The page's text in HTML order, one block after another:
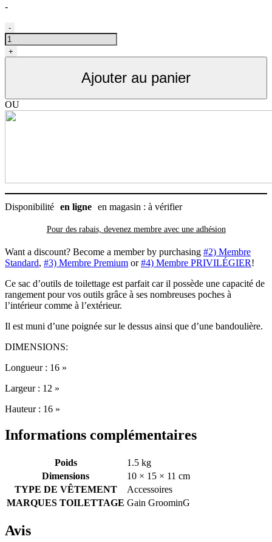
-
quantité
de
Sac
transport
Gain
Grooming
-
+
Ajouter au panier
OU
Disponibilité en ligne en magasin : à vérifier
Pour des rabais, devenez membre avec une adhésion
Want a discount? Become a member by purchasing #2) Membre
Standard, #3) Membre Premium or#4) Membre PRIVILÉGIER!
Ce sac d’outils de toilettage est parfait car il possède une capacité de
rangement pour vos outils grâce à ses nombreuses poches à
l’intérieur comme à l’extérieur.
Il est muni d’une poignée sur le dessus ainsi que d’une bandoulière.
DIMENSIONS:
Longueur : 16 »
Largeur : 12 »
Hauteur : 16 »
Informations complémentaires
Poids
1.5 kg
Dimensions
10 × 15 × 11 cm
TYPE DE VÊTEMENT
Accessoires
MARQUES TOILETTAGE Gain GroominG
Avis